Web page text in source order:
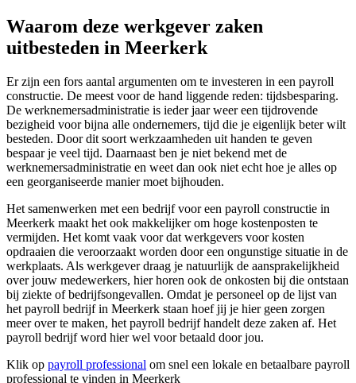
Waarom deze werkgever zaken
uitbesteden in Meerkerk
Er zijn een fors aantal argumenten om te investeren in een payroll
constructie. De meest voor de hand liggende reden: tijdsbesparing.
De werknemersadministratie is ieder jaar weer een tijdrovende
bezigheid voor bijna alle ondernemers, tijd die je eigenlijk beter wilt
besteden. Door dit soort werkzaamheden uit handen te geven
bespaar je veel tijd. Daarnaast ben je niet bekend met de
werknemersadministratie en weet dan ook niet echt hoe je alles op
een georganiseerde manier moet bijhouden.
Het samenwerken met een bedrijf voor een payroll constructie in
Meerkerk maakt het ook makkelijker om hoge kostenposten te
vermijden. Het komt vaak voor dat werkgevers voor kosten
opdraaien die veroorzaakt worden door een ongunstige situatie in de
werkplaats. Als werkgever draag je natuurlijk de aansprakelijkheid
over jouw medewerkers, hier horen ook de onkosten bij die ontstaan
bij ziekte of bedrijfsongevallen. Omdat je personeel op de lijst van
het payroll bedrijf in Meerkerk staan hoef jij je hier geen zorgen
meer over te maken, het payroll bedrijf handelt deze zaken af. Het
payroll bedrijf word hier wel voor betaald door jou.
Klik op payroll professional om snel een lokale en betaalbare payroll
professional te vinden in Meerkerk